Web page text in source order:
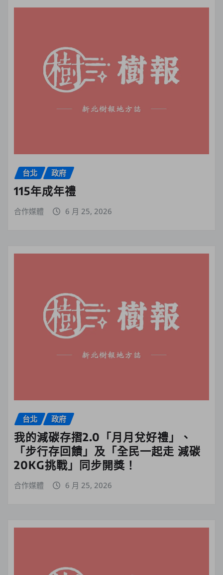
台北 政府
115年成年禮
合作媒體 6 月 25, 2026
台北 政府
我的減碳存摺2.0「月月兌好禮」、
「步行存回饋」及「全民一起走 減碳
20KG挑戰」同步開獎！
合作媒體 6 月 25, 2026